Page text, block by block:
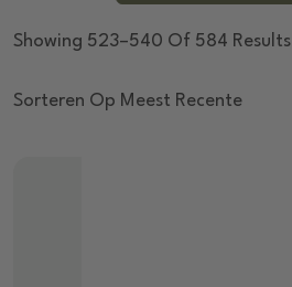
Showing 523–540 Of 584 Results